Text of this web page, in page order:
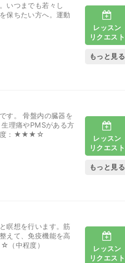
いつまでも若々し
保ちたい方へ。運動
レッスン
リクエスト
もっと見る
す。 骨盤内の臓器を
理痛やPMSがある方
強度：★★★☆
レッスン
リクエスト
もっと見る
瞑想を行います。筋
えて、免疫機能を高
（中程度）
レッスン
リクエスト